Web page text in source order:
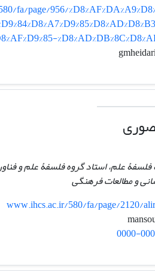
fa/page/956/
علم، استاد گروه فلسفۀ علم و
و مطالعات فرهنگی
www.ihcs.ac.ir/580/fa/page/2120/
0000-